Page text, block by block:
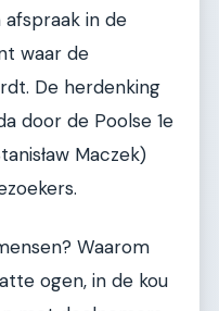
in de
waar de
De herdenking
door de Poolse 1e
Maczek)
Waarom
ogen, in de kou